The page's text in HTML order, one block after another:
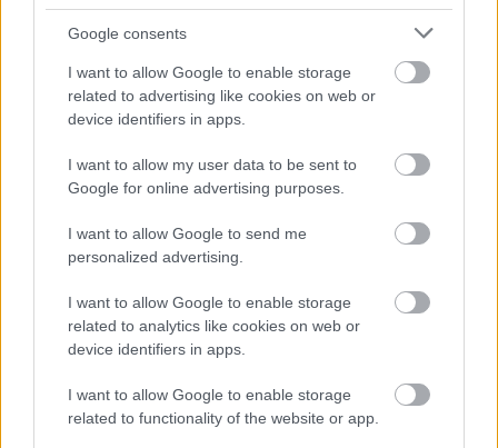
Google consents
I want to allow Google to enable storage
related to advertising like cookies on web or
device identifiers in apps.
I want to allow my user data to be sent to
Google for online advertising purposes.
I want to allow Google to send me
personalized advertising.
I want to allow Google to enable storage
related to analytics like cookies on web or
device identifiers in apps.
I want to allow Google to enable storage
related to functionality of the website or app.
mint most" - meséli Stella Maxwell. "Ahelyett, hogy
vékony lennék, tónusos és erős vagyok. Meg tudom
csinálni a spárgát, tudok kézen állni, annyi mindenre
képes vagyok, amit korábban nem tudtam
megcsinálni". Az edzéseik mellett a terveikről is
ad nekünk" - mondja Tookes. "Az a célom, hogy saját
szépségmárkám legyen, és talán egy beszélgetős
műsorom" (Oprah és Tyra Banks is a példaképe).
Néhány évtizede egy modell szájából ez teljesen
határai is kiszélesednek, úgy a modelleké is. Az
olyan multitalentumok, mint Gwyneth Paltrow és
Jessica Alba – akik egyszerre vállalkozók, anyák és
stílusikonok – kitaposták az utat a nőknek, így Karlie
Kloss a Victoria's Secret kifutójáról odáig jutott, hogy